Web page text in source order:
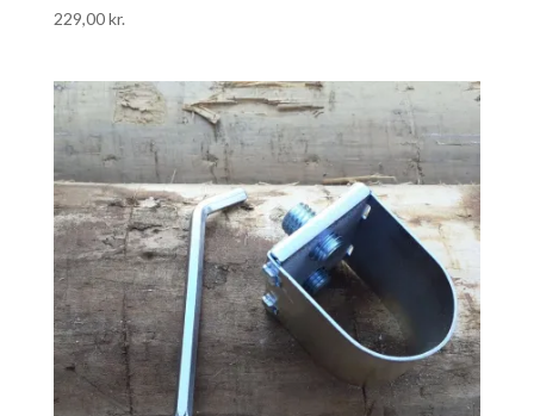
229,00kr.